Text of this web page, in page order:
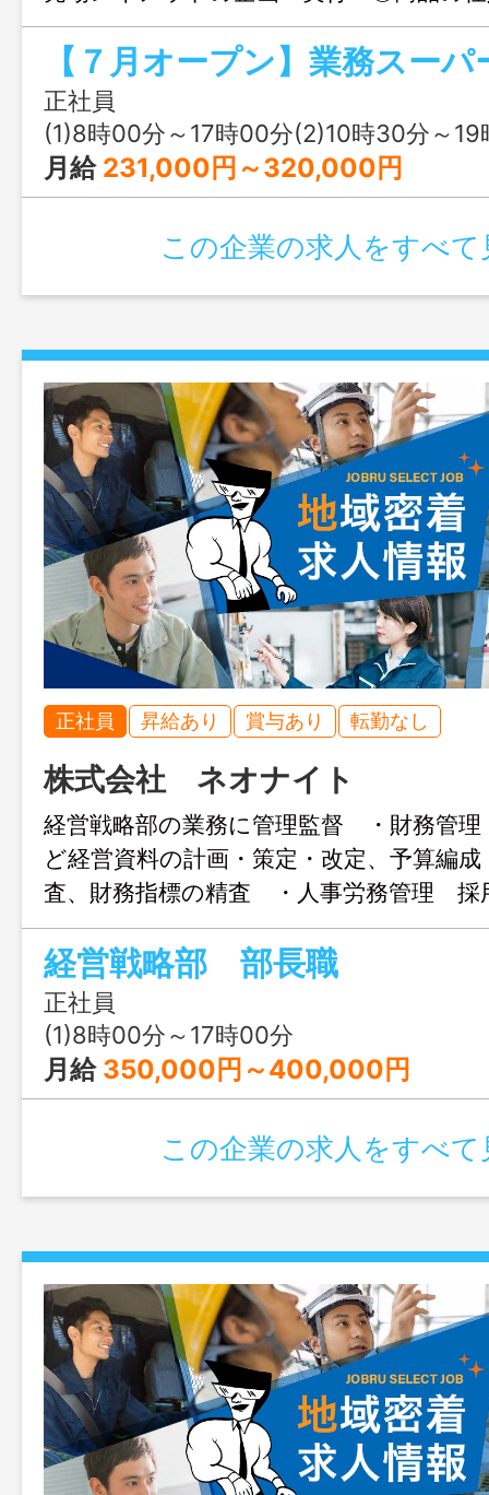
庫管理 ◎接客対応・顧客満足度向上施
ト・アルバイトスタッフの採用、教育
門および店舗全体の売上・収支管理 ◎販
ペーン企画の実行 ＊変更範囲：店内他
可能性あり
【７月オープン】業務スー
正社員
(1)8時00分～17時00分(2)10時30分～19時30分又は 8時 00分
月給 231,000円～320,000円
この企業の求人をすべて
正社員 昇給あり 賞与あり 転勤なし
株式会社 ネオナイト
経営戦略部の業務に管理監督 ・財務管
ど経営資料の計画・策定・改定、予算編
査、財務指標の精査 ・人事労務管理 採
課（評価） ・契約管理 各契約書の見
変更範囲：会社が定める業務
経営戦略部 部長職
正社員
(1)8時00分～17時00分
月給 350,000円～400,000円
この企業の求人をすべて